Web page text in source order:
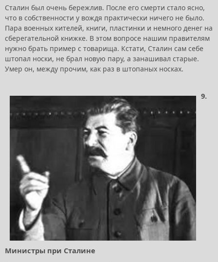
Сталин был очень бережлив. После его смерти стало ясно,
что в собственности у вождя практически ничего не было.
Пара военных кителей, книги, пластинки и немного денег на
сберегательной книжке. В этом вопросе нашим правителям
нужно брать пример с товарища. Кстати, Сталин сам себе
штопал носки, не брал новую пару, а занашивал старые.
Умер он, между прочим, как раз в штопаных носках.
9.
Министры при Сталине